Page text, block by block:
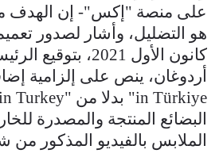
على منصة "إكس"- إن الهدف
كانون الأول 2021،
البضائع المنتجة والمصدرة
الملابس بالفيديو المذكور من